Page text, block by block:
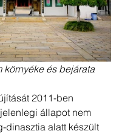
környéke és bejárata
2011-ben
állapot nem
dinasztia alatt készült